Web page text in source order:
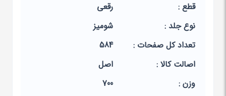
قطع :
رقعی
نوع جلد :
شومیز
تعداد کل صفحات :
584
اصالت کالا :
اصل
وزن :
700